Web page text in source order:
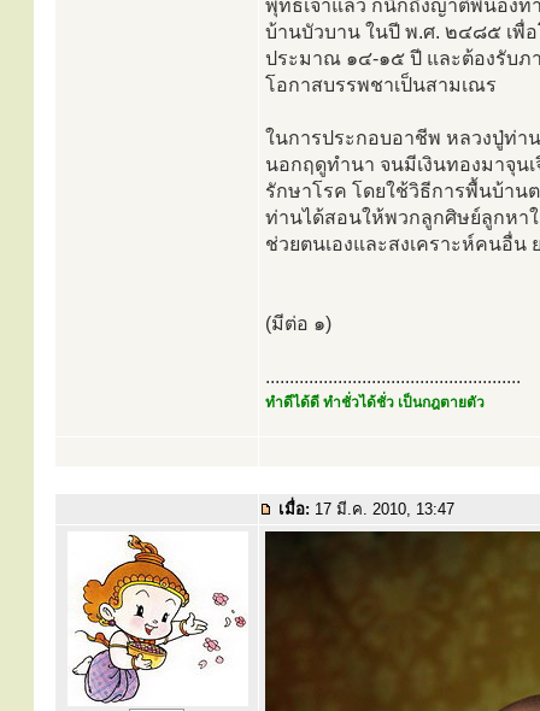
พุทธเจ้าแล้ว ก็นึกถึงญาติพี่น้อง
บ้านบัวบาน ในปี พ.ศ. ๒๔๘๕ เพื่
ประมาณ ๑๔-๑๕ ปี และต้องรับภ
โอกาสบรรพชาเป็นสามเณร
ในการประกอบอาชีพ หลวงปู่ท่า
นอกฤดูทำนา จนมีเงินทองมาจุน
รักษาโรค โดยใช้วิธีการพื้นบ้าน
ท่านได้สอนให้พวกลูกศิษย์ลูกหา
ช่วยตนเองและสงเคราะห์คนอื่
(มีต่อ ๑)
.....................................................
ทำดีได้ดี ทำชั่วได้ชั่ว เป็นกฎตายตัว
เมื่อ: 17 มี.ค. 2010, 13:47